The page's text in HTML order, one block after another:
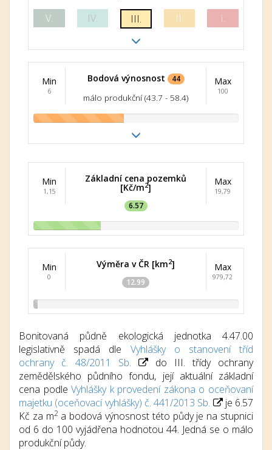
V. IV. III. II. I.
Min
6
Bodová výnosnost 44
málo produkční (43.7 - 58.4)
Max
100
Min
1,15
Základní cena pozemků
[Kč/m2]
6.57
Max
19,79
Min
0
Výměra v ČR [km2]
12.99
Max
979,72
Bonitovaná půdně ekologická jednotka 4.47.00
legislativně spadá dle Vyhlášky o stanovení tříd
ochrany č. 48/2011 Sb.
do III. třídy ochrany
zemědělského půdního fondu, její aktuální základní
cena podleVyhlášky k provedení zákona o oceňovaní
majetku (oceňovací vyhlášky) č. 441/2013 Sb.
je 6.57
Kč za m2a bodová výnosnost této půdy je na stupnici
od 6 do 100 vyjádřena hodnotou 44. Jedná se o málo
produkční půdy.